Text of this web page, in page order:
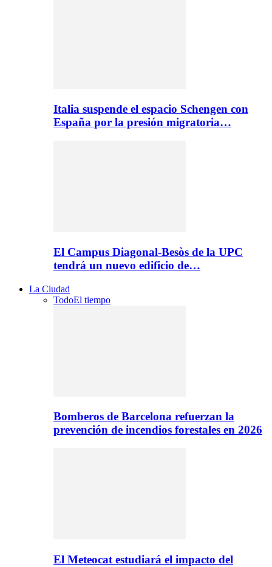
Italia suspende el espacio Schengen con
España por la presión migratoria…
El Campus Diagonal-Besòs de la UPC
tendrá un nuevo edificio de…
La Ciudad
TodoEl tiempo
Bomberos de Barcelona refuerzan la
prevención de incendios forestales en 2026
El Meteocat estudiará el impacto del